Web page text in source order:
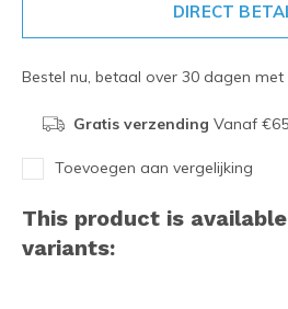
DIRECT
Bestel nu, betaal over 30 dagen met
Gratis verzending Vanaf
Toevoegen aan vergelijking
This product is
variants: